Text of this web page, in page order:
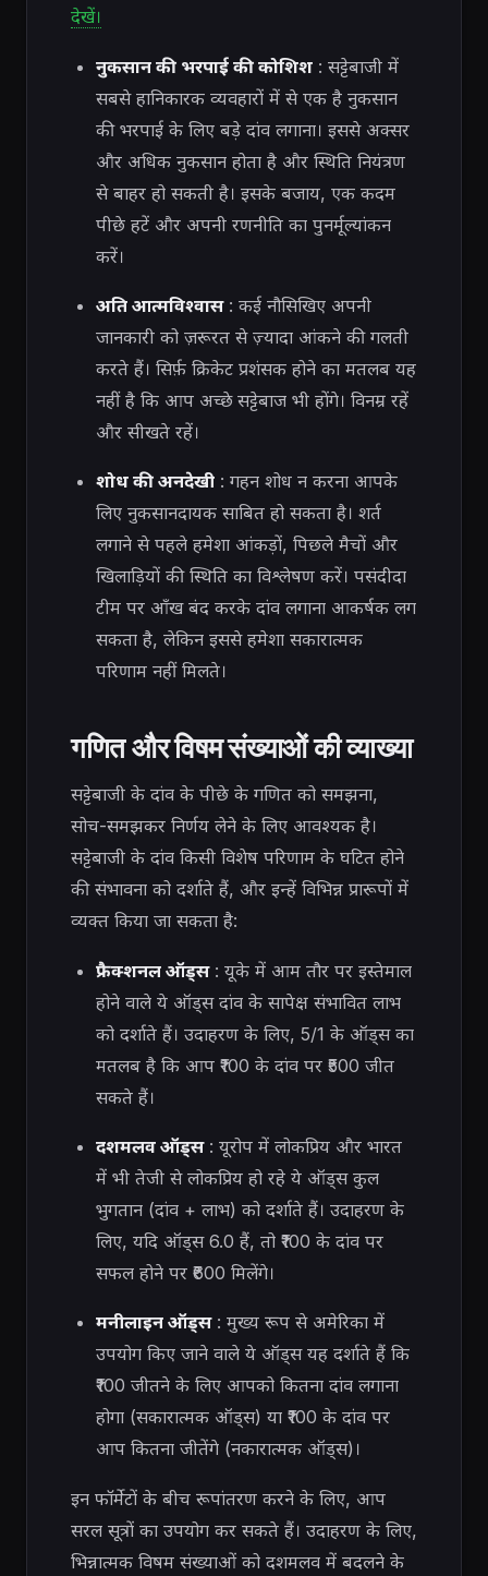
देखें।
नुकसान की भरपाई की कोशिश: सट्टेबाजी में
सबसे हानिकारक व्यवहारों में से एक है नुकसान
की भरपाई के लिए बड़े दांव लगाना। इससे अक्सर
और अधिक नुकसान होता है और स्थिति नियंत्रण
से बाहर हो सकती है। इसके बजाय, एक कदम
पीछे हटें और अपनी रणनीति का पुनर्मूल्यांकन
करें।
अति आत्मविश्वास: कई नौसिखिए अपनी
जानकारी को ज़रूरत से ज़्यादा आंकने की गलती
करते हैं। सिर्फ़ क्रिकेट प्रशंसक होने का मतलब यह
नहीं है कि आप अच्छे सट्टेबाज भी होंगे। विनम्र रहें
और सीखते रहें।
शोध की अनदेखी: गहन शोध न करना आपके
लिए नुकसानदायक साबित हो सकता है। शर्त
लगाने से पहले हमेशा आंकड़ों, पिछले मैचों और
खिलाड़ियों की स्थिति का विश्लेषण करें। पसंदीदा
टीम पर आँख बंद करके दांव लगाना आकर्षक लग
सकता है, लेकिन इससे हमेशा सकारात्मक
परिणाम नहीं मिलते।
गणित और विषम संख्याओं की व्याख्या
सट्टेबाजी के दांव के पीछे के गणित को समझना,
सोच-समझकर निर्णय लेने के लिए आवश्यक है।
सट्टेबाजी के दांव किसी विशेष परिणाम के घटित होने
की संभावना को दर्शाते हैं, और इन्हें विभिन्न प्रारूपों में
व्यक्त किया जा सकता है:
फ्रैक्शनल ऑड्स: यूके में आम तौर पर इस्तेमाल
होने वाले ये ऑड्स दांव के सापेक्ष संभावित लाभ
को दर्शाते हैं। उदाहरण के लिए, 5/1 के ऑड्स का
मतलब है कि आप ₹100 के दांव पर ₹500 जीत
सकते हैं।
दशमलव ऑड्स: यूरोप में लोकप्रिय और भारत
में भी तेजी से लोकप्रिय हो रहे ये ऑड्स कुल
भुगतान (दांव + लाभ) को दर्शाते हैं। उदाहरण के
लिए, यदि ऑड्स 6.0 हैं, तो ₹100 के दांव पर
सफल होने पर ₹600 मिलेंगे।
मनीलाइन ऑड्स: मुख्य रूप से अमेरिका में
उपयोग किए जाने वाले ये ऑड्स यह दर्शाते हैं कि
₹100 जीतने के लिए आपको कितना दांव लगाना
होगा (सकारात्मक ऑड्स) या ₹100 के दांव पर
आप कितना जीतेंगे (नकारात्मक ऑड्स)।
इन फॉर्मेटों के बीच रूपांतरण करने के लिए, आप
सरल सूत्रों का उपयोग कर सकते हैं। उदाहरण के लिए,
भिन्नात्मक विषम संख्याओं को दशमलव में बदलने के